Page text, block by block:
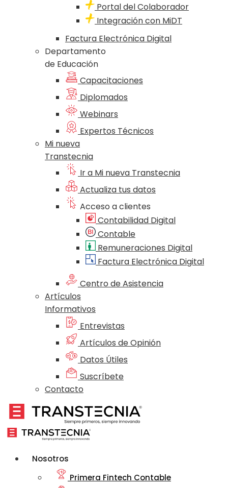
Portal del Colaborador
Integración con MiDT
Factura Electrónica Digital
Departamento
de Educación
Capacitaciones
Diplomados
Webinars
Expertos Técnicos
Mi nueva
Transtecnia
Ir a Mi nueva Transtecnia
Actualiza tus datos
Acceso a clientes
Contabilidad Digital
Contable
Remuneraciones Digital
Factura Electrónica Digital
Centro de Asistencia
Artículos
Informativos
Entrevistas
Artículos de Opinión
Datos Útiles
Suscríbete
Contacto
Nosotros
Primera Fintech Contable